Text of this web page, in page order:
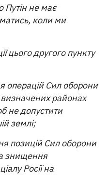
Путін не має
коли ми
цього другого пункту
операцій Сил оборони
визначених районах
не допустити
землі;
позицій Сил оборони
знищення
Росії на